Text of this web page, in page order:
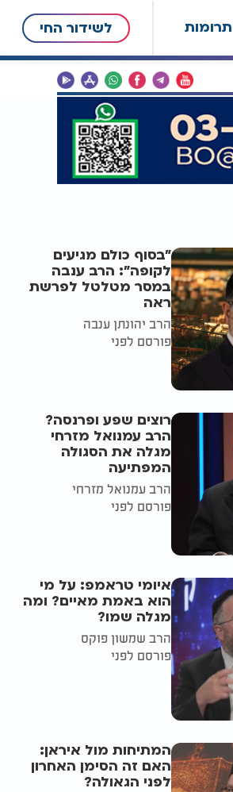
תרומות לשידור החי
"בסוף כולם מגיעים
לקופה": הרב ענבה
במסר מטלטל לפרשת
ראה
הרב יהונתן ענבה
פורסם לפני
רוצים שפע ופרנסה?
הרב עמנואל מזרחי
מגלה את הסגולה
המפתיעה
הרב עמנואל מזרחי
פורסם לפני
איומי טראמפ: על מי
הוא באמת מאיים? ומה
מגלה שמו?
הרב שמשון פוקס
פורסם לפני
המתיחות מול איראן:
האם זה הסימן האחרון
לפני הגאולה?